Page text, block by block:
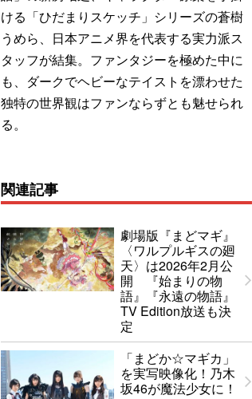
ける「ひだまりスケッチ」シリーズの蒼樹
うめら、日本アニメ界を代表する実力派ス
タッフが結集。ファンタジーを極めた中に
も、ダークでヘビーなテイストを漂わせた
独特の世界観はファンならずとも魅せられ
る。
関連記事
劇場版『まどマギ』
〈ワルプルギスの廻
天〉は2026年2月公
開 『始まりの物
語』『永遠の物語』
TV Edition放送も決
定
「まどか☆マギカ」
を実写映像化！乃木
坂46が魔法少女に！